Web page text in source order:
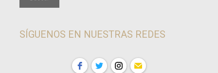
SÍGUENOS EN NUESTRAS REDES